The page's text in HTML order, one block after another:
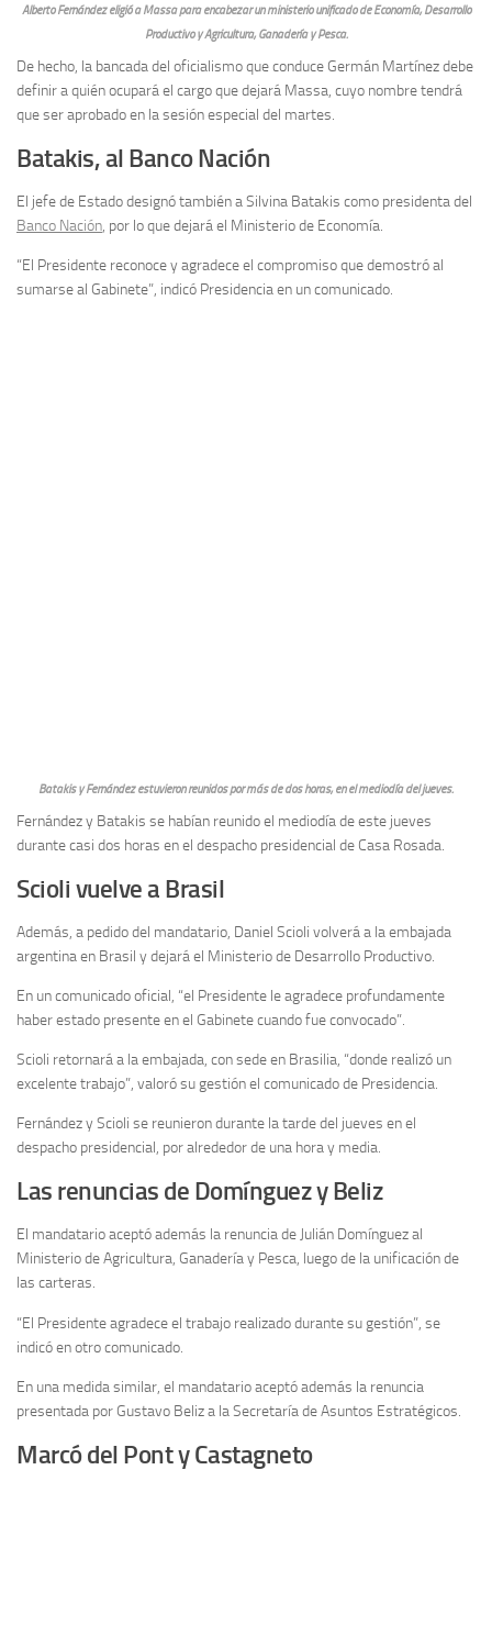
Alberto Fernández eligió a Massa para encabezar un ministerio unificado de Economía, Desarrollo
Productivo y Agricultura, Ganadería y Pesca.
De hecho, la bancada del oficialismo que conduce Germán Martínez debe
definir a quién ocupará el cargo que dejará Massa, cuyo nombre tendrá
que ser aprobado en la sesión especial del martes.
Batakis, al Banco Nación
El jefe de Estado designó también a Silvina Batakis como presidenta del
Banco Nación, por lo que dejará el Ministerio de Economía.
“El Presidente reconoce y agradece el compromiso que demostró al
sumarse al Gabinete”, indicó Presidencia en un comunicado.
Batakis y Fernández estuvieron reunidos por más de dos horas, en el mediodía del jueves.
Fernández y Batakis se habían reunido el mediodía de este jueves
durante casi dos horas en el despacho presidencial de Casa Rosada.
Scioli vuelve a Brasil
Además, a pedido del mandatario, Daniel Scioli volverá a la embajada
argentina en Brasil y dejará el Ministerio de Desarrollo Productivo.
En un comunicado oficial, “el Presidente le agradece profundamente
haber estado presente en el Gabinete cuando fue convocado”.
Scioli retornará a la embajada, con sede en Brasilia, “donde realizó un
excelente trabajo”, valoró su gestión el comunicado de Presidencia.
Fernández y Scioli se reunieron durante la tarde del jueves en el
despacho presidencial, por alrededor de una hora y media.
Las renuncias de Domínguez y Beliz
El mandatario aceptó además la renuncia de Julián Domínguez al
Ministerio de Agricultura, Ganadería y Pesca, luego de la unificación de
las carteras.
“El Presidente agradece el trabajo realizado durante su gestión”, se
indicó en otro comunicado.
En una medida similar, el mandatario aceptó además la renuncia
presentada por Gustavo Beliz a la Secretaría de Asuntos Estratégicos.
Marcó del Pont y Castagneto